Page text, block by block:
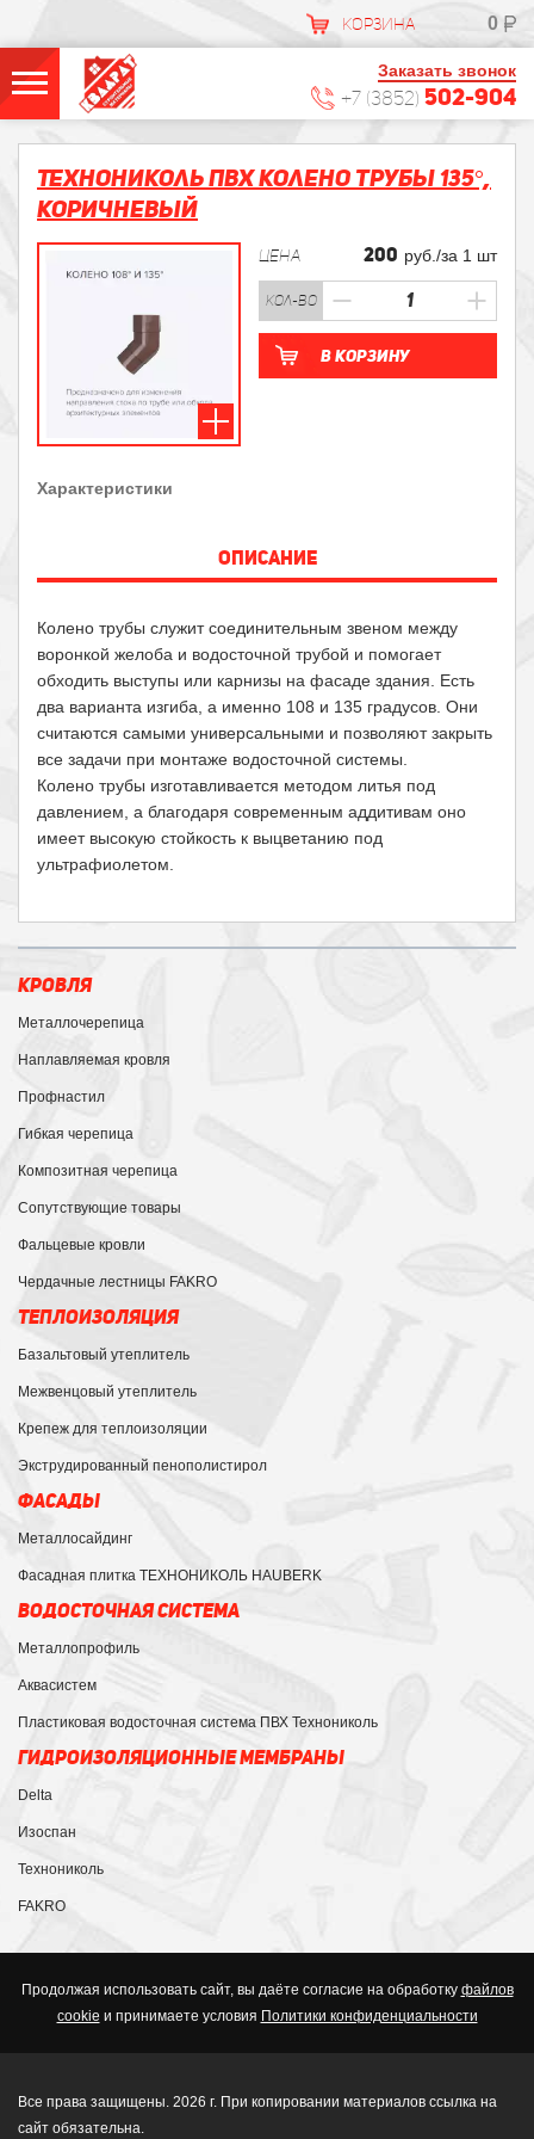
КОРЗИНА 0
Заказать звонок
+7 (3852) 502-904
Технониколь ПВХ колено трубы 135°,
коричневый
ЦЕНА 200 руб./за 1 шт
кол-во
В корзину
Характеристики
ОПИСАНИЕ
Колено трубы служит соединительным звеном между
воронкой желоба и водосточной трубой и помогает
обходить выступы или карнизы на фасаде здания. Есть
два варианта изгиба, а именно 108 и 135 градусов. Они
считаются самыми универсальными и позволяют закрыть
все задачи при монтаже водосточной системы.
Колено трубы изготавливается методом литья под
давлением, а благодаря современным аддитивам оно
имеет высокую стойкость к выцветанию под
ультрафиолетом.
КРОВЛЯ
Металлочерепица
Наплавляемая кровля
Профнастил
Гибкая черепица
Композитная черепица
Сопутствующие товары
Фальцевые кровли
Чердачные лестницы FAKRO
ТЕПЛОИЗОЛЯЦИЯ
Базальтовый утеплитель
Межвенцовый утеплитель
Крепеж для теплоизоляции
Экструдированный пенополистирол
ФАСАДЫ
Металлосайдинг
Фасадная плитка ТЕХНОНИКОЛЬ HAUBERK
ВОДОСТОЧНАЯ СИСТЕМА
Металлопрофиль
Аквасистем
Пластиковая водосточная система ПВХ Технониколь
ГИДРОИЗОЛЯЦИОННЫЕ МЕМБРАНЫ
Delta
Изоспан
Технониколь
FAKRO
Продолжая использовать сайт, вы даёте согласие на обработку файлов
cookie и принимаете условия Политики конфиденциальности
Все права защищены. 2026 г. При копировании материалов ссылка на
сайт обязательна.